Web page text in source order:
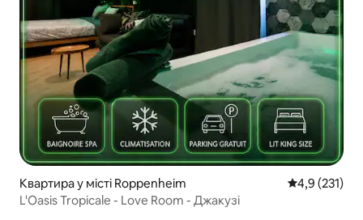
Квартира у місті Roppenheim Середня
4,9 (231)
L'Oasis Tropicale - Love Room - Джакузі